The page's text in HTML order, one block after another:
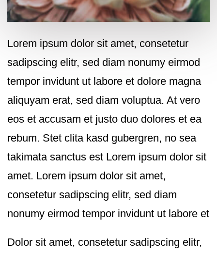
Lorem ipsum dolor sit amet, consetetur
sadipscing elitr, sed diam nonumy eirmod
tempor invidunt ut labore et dolore magna
aliquyam erat, sed diam voluptua. At vero
eos et accusam et justo duo dolores et ea
rebum. Stet clita kasd gubergren, no sea
takimata sanctus est Lorem ipsum dolor sit
amet. Lorem ipsum dolor sit amet,
consetetur sadipscing elitr, sed diam
nonumy eirmod tempor invidunt ut labore et
Dolor sit amet, consetetur sadipscing elitr,